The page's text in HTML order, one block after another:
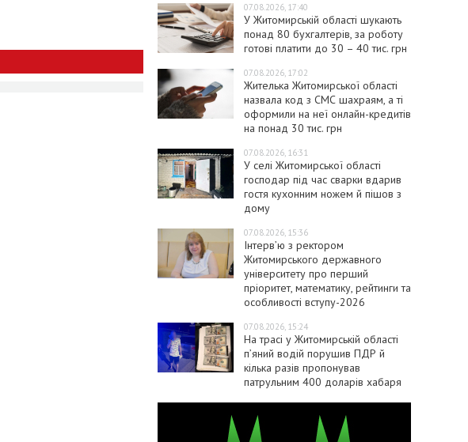
07.08.2026, 17:40
У Житомирській області шукають
понад 80 бухгалтерів, за роботу
готові платити до 30 – 40 тис. грн
07.08.2026, 17:02
Жителька Житомирської області
назвала код з СМС шахраям, а ті
оформили на неї онлайн-кредитів
на понад 30 тис. грн
07.08.2026, 16:31
У селі Житомирської області
господар під час сварки вдарив
гостя кухонним ножем й пішов з
дому
07.08.2026, 15:36
Інтерв’ю з ректором
Житомирського державного
університету про перший
пріоритет, математику, рейтинги та
особливості вступу-2026
07.08.2026, 15:24
На трасі у Житомирській області
п’яний водій порушив ПДР й
кілька разів пропонував
патрульним 400 доларів хабаря